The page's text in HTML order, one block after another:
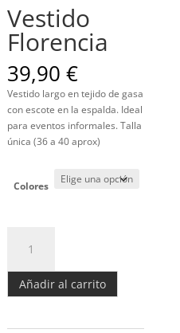
Vestido
Florencia
39,90€
Vestido largo en tejido de gasa
con escote en la espalda. Ideal
para eventos informales. Talla
única (36 a 40 aprox)
Colores
Florencia
Añadir al carrito